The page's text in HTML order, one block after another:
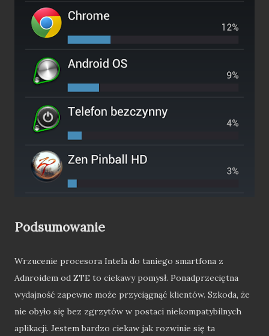
Podsumowanie
Wrzucenie procesora Intela do taniego smartfona z
Adnroidem od ZTE to ciekawy pomysł. Ponadprzeciętna
wydajność zapewne może przyciągnąć klientów. Szkoda, że
nie obyło się bez zgrzytów w postaci niekompatybilnych
aplikacji. Jestem bardzo ciekaw jak rozwinie się ta